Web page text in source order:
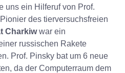
uns ein Hilferuf von Prof.
des tierversuchsfreien
Charkiwwar ein
russischen Rakete
Prof. Pinsky bat um 6 neue
da der Computerraum dem